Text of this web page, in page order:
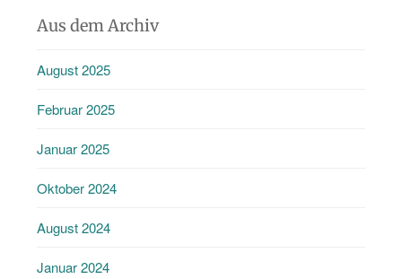
Aus dem Archiv
August 2025
Februar 2025
Januar 2025
Oktober 2024
August 2024
Januar 2024